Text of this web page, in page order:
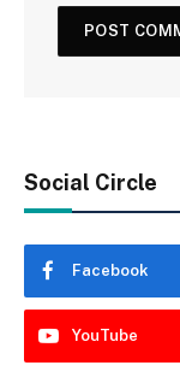
Social Circle
Facebook
YouTube